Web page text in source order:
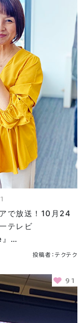
で放送！10月24
テレビ
…
投稿者：テクテク
91